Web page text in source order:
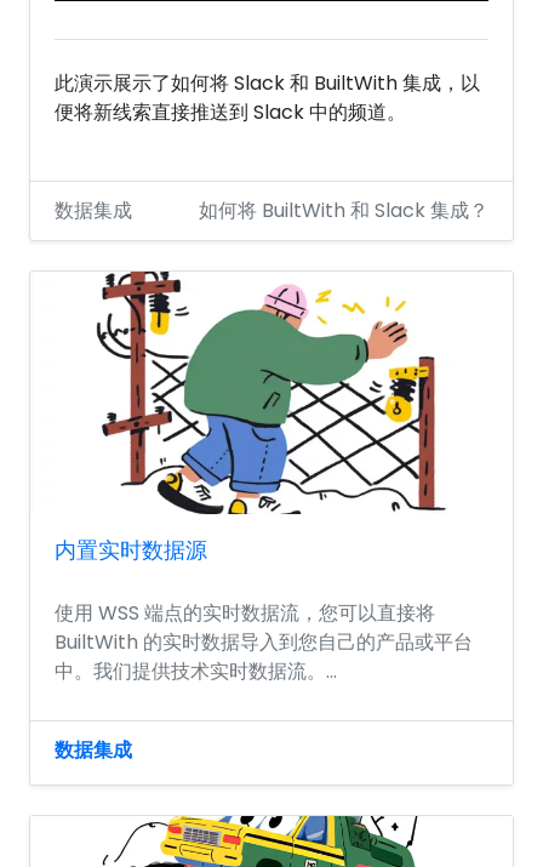
此演示展示了如何将 Slack 和 BuiltWith 集成，以
便将新线索直接推送到 Slack 中的频道。
数据集成 如何将 BuiltWith 和 Slack 集成？
内置实时数据源
使用 WSS 端点的实时数据流，您可以直接将
BuiltWith 的实时数据导入到您自己的产品或平台
中。我们提供技术实时数据流。...
数据集成